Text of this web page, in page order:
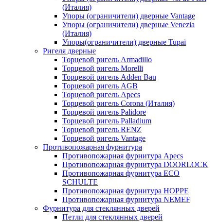
(Италия)
Упоры (ограничители) дверные Vantage
Упоры (ограничители) дверные Venezia
(Италия)
Упоры(ограничители) дверные Tupai
Ригеля дверные
Торцевой ригель Armadillo
Торцевой ригель Morelli
Торцевой ригель Adden Bau
Торцевой ригель AGB
Торцевой ригель Apecs
Торцевой ригель Corona (Италия)
Торцевой ригель Palidore
Торцевой ригель Palladium
Торцевой ригель RENZ
Торцевой ригель Vantage
Противопожарная фурнитура
Противопожарная фурнитура Apecs
Противопожарная фурнитура DOORLOCK
Противопожарная фурнитура ECO
SCHULTE
Противопожарная фурнитура HOPPE
Противопожарная фурнитура NEMEF
Фурнитура для стеклянных дверей
Петли для стеклянных дверей